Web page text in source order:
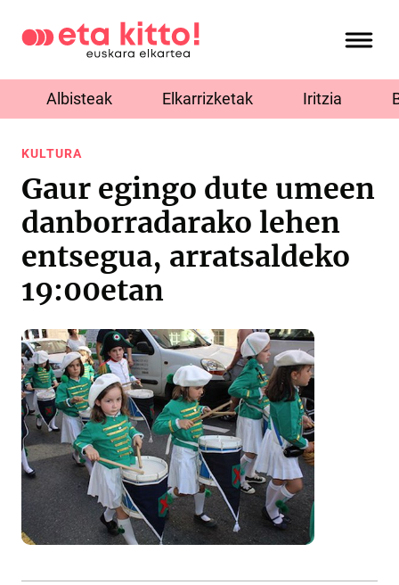
Albisteak Elkarrizketak Iritzia
KULTURA
Gaur egingo dute umeen
danborradarako lehen
entsegua, arratsaldeko
19:00etan